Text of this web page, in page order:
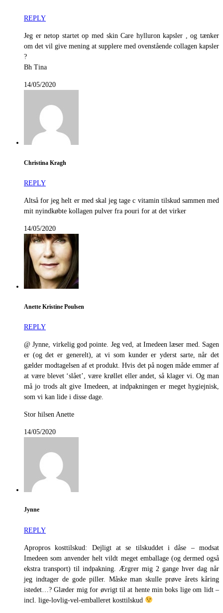
REPLY
Jeg er netop startet op med skin Care hylluron kapsler , og tænker
om det vil give mening at supplere med ovenstående collagen kapsler
?
Bh Tina
14/05/2020
Christina Kragh
REPLY
Altså for jeg helt er med skal jeg tage c vitamin tilskud sammen med
mit nyindkøbte kollagen pulver fra pouri for at det virker
14/05/2020
Anette Kristine Poulsen
REPLY
@ Jynne, virkelig god pointe. Jeg ved, at Imedeen læser med. Sagen
er (og det er generelt), at vi som kunder er yderst sarte, når det
gælder modtagelsen af et produkt. Hvis det på nogen måde emmer af
at være blevet ‘slået’, være krøllet eller andet, så klager vi. Og man
må jo trods alt give Imedeen, at indpakningen er meget hygiejnisk,
som vi kan lide i disse dage.
Stor hilsen Anette
14/05/2020
Jynne
REPLY
Apropros kosttilskud: Dejligt at se tilskuddet i dåse – modsat
Imedeen som anvender helt vildt meget emballage (og dermed også
ekstra transport) til indpakning. Ærgrer mig 2 gange hver dag når
jeg indtager de gode piller. Måske man skulle prøve årets kåring
istedet…? Glæder mig for øvrigt til at hente min boks lige om lidt –
incl. lige-lovlig-vel-emballeret kosttilskud